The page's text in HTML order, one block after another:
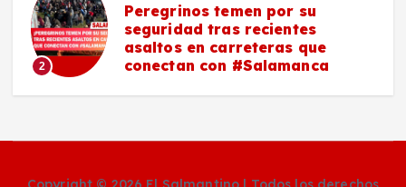
2
Peregrinos temen por su
seguridad tras recientes
asaltos en carreteras que
conectan con #Salamanca